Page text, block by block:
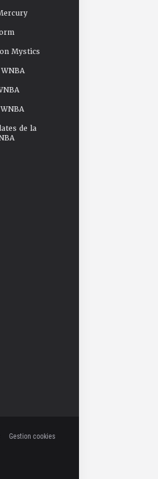
Mystics
de la
Gestion cookies